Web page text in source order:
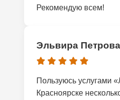
Рекомендую всем!
Эльвира Петрова
Пользуюсь услугами
Красноярске